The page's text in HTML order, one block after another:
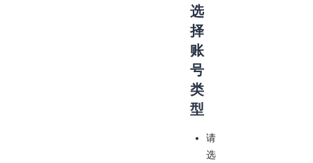
选
择
账
号
类
型
请
选